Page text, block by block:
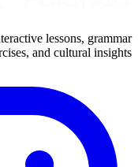
lessons, grammar
and cultural insights.